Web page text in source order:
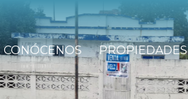
CONÓCENOS PROPIEDADES